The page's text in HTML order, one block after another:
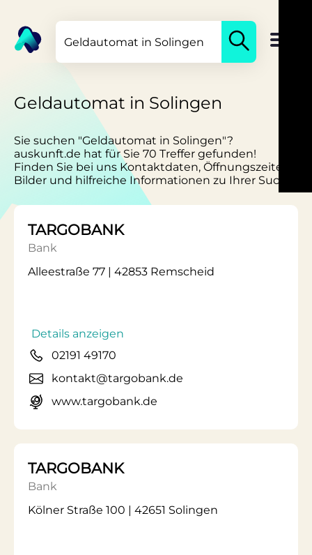
Geldautomat in Solingen
Sie suchen "Geldautomat in Solingen"?
auskunft.de hat für Sie 70 Treffer gefunden!
Finden Sie bei uns Kontaktdaten, Öffnungszeiten,
Bilder und hilfreiche Informationen zu Ihrer Suche.
TARGOBANK
Bank
Alleestraße 77 | 42853 Remscheid
Details anzeigen
02191 49170
kontakt@targobank.de
www.targobank.de
TARGOBANK
Bank
Kölner Straße 100 | 42651 Solingen